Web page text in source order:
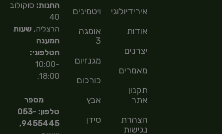
אירידיולוגיה
אודות
יצרנים
מאמרים
תקנון
אתר
הצהרת
נגישות
ויטמינים
אומגה
3
מגנזיום
כורכום
אבץ
סידן
החנות: סוקולוב
40
הרצליה,שעות
המענה
הטלפוני:
10:00-
18:00,
מספר
טלפון: 053-
9455445,